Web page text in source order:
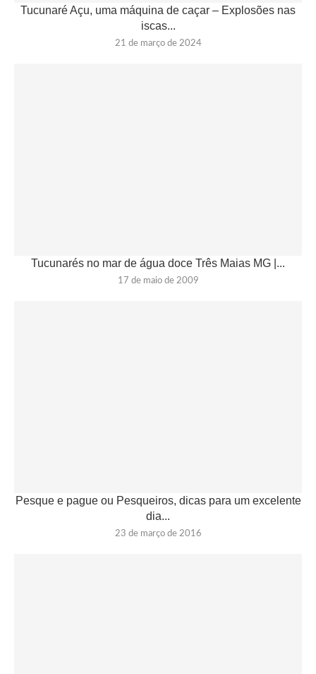
Tucunaré Açu, uma máquina de caçar – Explosões nas
iscas...
21 de março de 2024
Tucunarés no mar de água doce Três Maias MG |...
17 de maio de 2009
Pesque e pague ou Pesqueiros, dicas para um excelente
dia...
23 de março de 2016